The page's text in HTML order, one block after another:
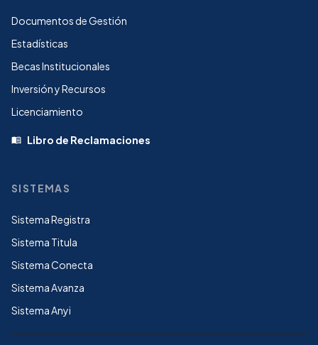
Documentos de Gestión
Estadísticas
Becas Institucionales
Inversión y Recursos
Licenciamiento
menu_book Libro de Reclamaciones
SISTEMAS
Sistema Registra
Sistema Titula
Sistema Conecta
Sistema Avanza
Sistema Anyi